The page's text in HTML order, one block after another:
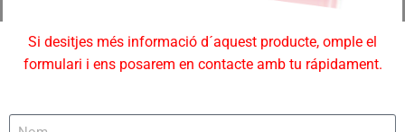
Si desitjes més informació d´aquest producte, omple el
formulari i ens posarem en contacte amb tu rápidament.